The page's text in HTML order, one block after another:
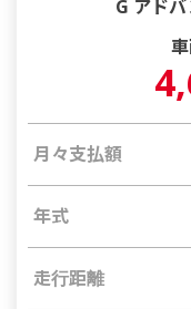
G アド
月々支払額
年式
走行距離